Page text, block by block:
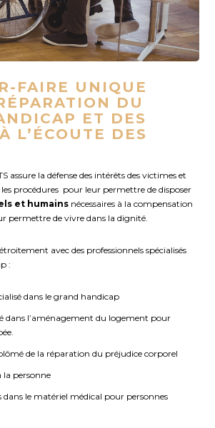
FAIRE UNIQUE
DU
ET DES
L’ÉCOUTE DES
assure la défense des intérêts des victimes et
procédures pour leur permettre de disposer
et humains nécessaires à la compensation
permettre de vivre dans la dignité.
avec des professionnels spécialisés
:
dans le grand handicap
dans l’aménagement du logement pour
de la réparation du préjudice corporel
la personne
dans le matériel médical pour personnes